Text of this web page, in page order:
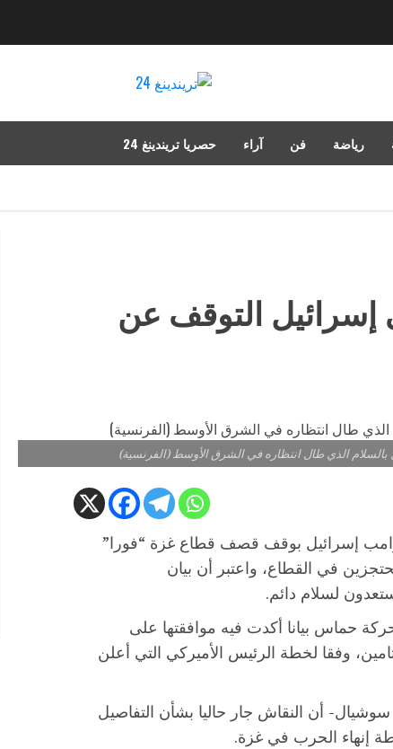
رياضة فن آراء حصريا تريندينغ 24
التوقف عن
الذي طال انتظاره في الشرق الأوسط (الفرنسية)
إسرائيل بوقف قصف قطاع غزة “فورا”
في القطاع، واعتبر أن بيان
لسلام دائم.
حماس بيانا أكدت فيه موافقتها على
وفقا لخطة الرئيس الأميركي التي أعلن
أن النقاش جار حاليا بشأن التفاصيل
إنهاء الحرب في غزة.